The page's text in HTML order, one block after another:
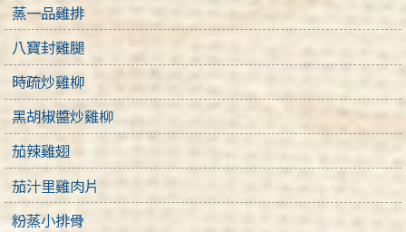
蒸一品雞排
八寶封雞腿
時疏炒雞柳
黑胡椒醬炒雞柳
茄辣雞翅
茄汁里雞肉片
粉蒸小排骨